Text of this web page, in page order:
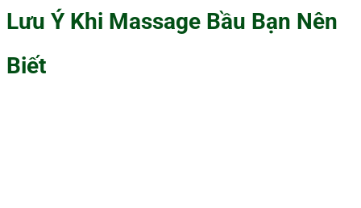
Lưu Ý Khi Massage Bầu Bạn Nên
Biết